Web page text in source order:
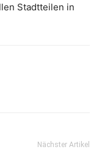
Stadtteilen in
Nächster Artikel